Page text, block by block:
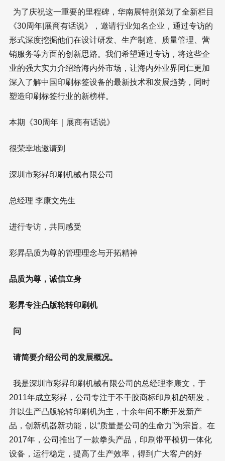
为了庆祝这一重要的里程碑，华南展特别策划了全新栏目
《30周年|展商有话说》，邀请行业知名企业，通过专访的
形式深度挖掘他们在设计研发、生产制造、质量管理、营
销服务等方面的创新思路。我们希望通过专访，将这些企
业的强大实力介绍给海内外市场，让海内外业界同仁更加
深入了解中国印刷标签设备的最新技术和发展趋势，同时
塑造印刷标签行业的新榜样。
本期《30周年｜展商有话说》
很荣幸地邀请到
深圳市彩昇印刷机械有限公司
总经理 李康文先生
进行专访，共同感受
彩昇品质为尊的管理理念与开拓精神
品质为尊，诚信立身
彩昇专注凸版轮转印刷机
问
请简要介绍公司的发展概况。
我是深圳市彩昇印刷机械有限公司的总经理李康文，于
2011年成立彩昇，公司专注于不干胶商标印刷机的研发，
并以生产凸版轮转印刷机为主，十余年间不断开发新产
品，创新机器新功能，以“质量是公司的生命力”为宗旨。在
2017年，公司推出了一款拳头产品，印刷带平模切一体化
设备，运行稳定，提高了生产效率，得到广大客户的好